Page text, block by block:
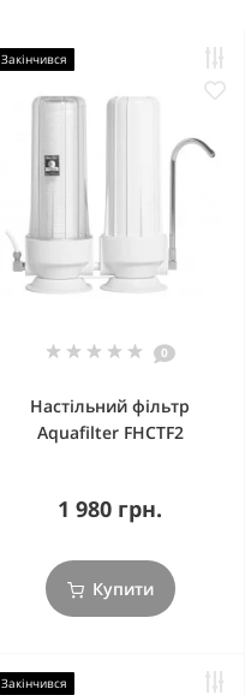
Закінчився
0
Настільний фільтр
Aquafilter FHCTF2
1 980 грн.
Купити
Закінчився